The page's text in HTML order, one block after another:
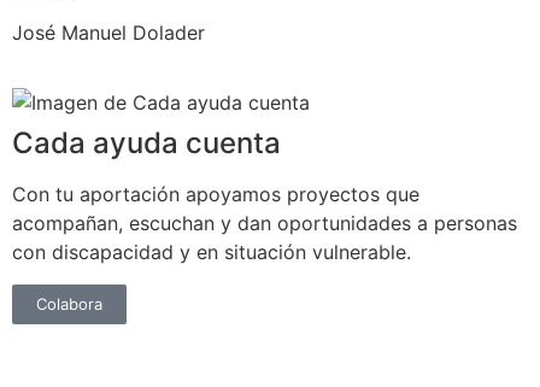
José Manuel Dolader
Cada ayuda cuenta
Con tu aportación apoyamos proyectos que
acompañan, escuchan y dan oportunidades a personas
con discapacidad y en situación vulnerable.
Colabora